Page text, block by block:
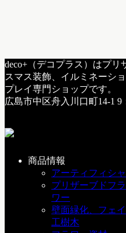
deco+（デコプラス）はプリ
スマス装飾、イルミネーシ
プレイ専門ショップです。
広島市中区舟入川口町14-1 9
商品情報
アーティフィシ
プリザーブドフ
ワー
壁面緑化、フェ
工樹木
HOME
a：お知らせ
フロールエバーギャラ
のお知らせ
フロールエバーギ
2018年4月13日
※広島会場は開催